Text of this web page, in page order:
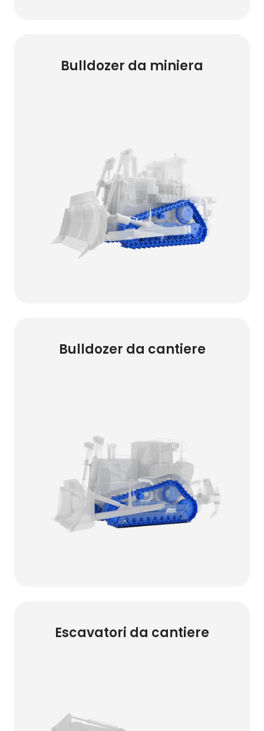
Bulldozer da miniera
Bulldozer da cantiere
Escavatori da cantiere